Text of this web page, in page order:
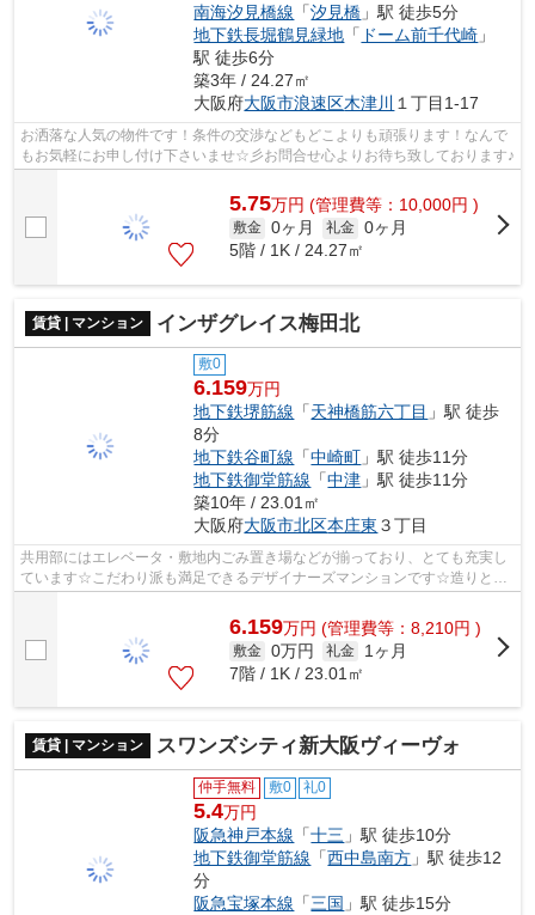
南海汐見橋線 「汐見橋 」駅 徒歩5分
地下鉄長堀鶴見緑地 「 ドーム前千代崎 」
駅 徒歩6分
築3年 / 24.27㎡
大阪府大阪市浪速区木津川 １丁目1-17
お洒落な人気の物件です！条件の交渉などもどこよりも頑張ります！なんで
もお気軽にお申し付け下さいませ☆彡お問合せ心よりお待ち致しております♪
5.75万円 (管理費等：10,000円 )
敷金 0ヶ月 礼金 0ヶ月
5階 / 1K / 24.27㎡
賃貸 | マンション インザグレイス梅田北
敷0
6.159万円
地下鉄堺筋線 「天神橋筋六丁目 」駅 徒歩
8分
地下鉄谷町線 「中崎町 」駅 徒歩11分
地下鉄御堂筋線 「中津 」駅 徒歩11分
築10年 / 23.01㎡
大阪府大阪市北区本庄東 ３丁目
共用部にはエレベータ・敷地内ごみ置き場などが揃っており、とても充実し
ています☆こだわり派も満足できるデザイナーズマンションです☆造りとデ
6.159万円 (管理費等：8,210円 )
敷金 0万円 礼金
1ヶ月
7階 / 1K / 23.01㎡
賃貸 | マンション スワンズシティ新大阪ヴィーヴォ
仲手無料 敷0 礼0
5.4万円
阪急神戸本線 「十三 」駅 徒歩10分
地下鉄御堂筋線 「西中島南方 」駅 徒歩12
分
阪急宝塚本線 「三国 」駅 徒歩15分